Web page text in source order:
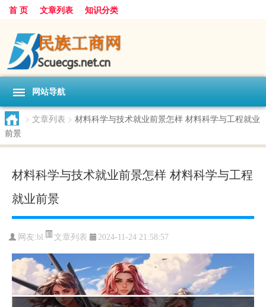
首 页 文章列表 知识分类
网站导航
> 文章列表 > 材料科学与技术就业前景怎样 材料科学与工程就业
前景
材料科学与技术就业前景怎样 材料科学与工程
就业前景
网友:bl 文章列表 2024-11-24 21:58:57